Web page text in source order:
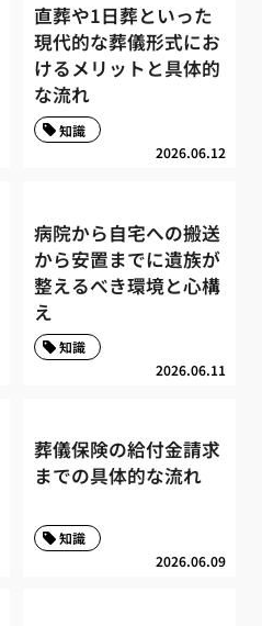
直葬や1日葬といった
現代的な葬儀形式にお
けるメリットと具体的
な流れ
2026.06.12
知識
病院から自宅への搬送
から安置までに遺族が
整えるべき環境と心構
え
2026.06.11
知識
葬儀保険の給付金請求
までの具体的な流れ
2026.06.09
知識